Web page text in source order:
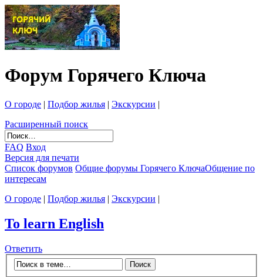
Форум Горячего Ключа
О городе | Подбор жилья | Экскурсии |
Расширенный поиск
FAQ Вход
Версия для печати
Список форумов Общие форумы Горячего КлючаОбщение по
интересам
О городе | Подбор жилья | Экскурсии |
To learn English
Ответить